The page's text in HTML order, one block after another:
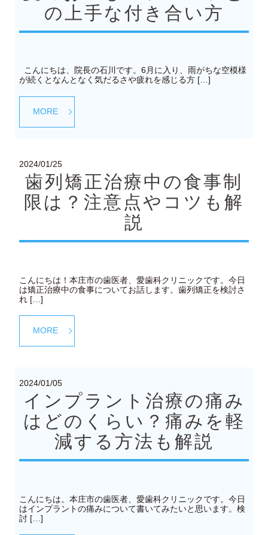
の上手な付き合い方
こんにちは、院長の石川です。6月に入り、雨がちな空模様
が続くとなんとなく気だるさや疲れを感じる方 […]
MORE
2024/01/25
歯列矯正治療中の食事制
限は？注意点やコツも解
説
こんにちは！本庄市の歯医者、愛歯科クリニックです。今日
は矯正治療中の食事についてお話します。歯列矯正を検討さ
れ […]
MORE
2024/01/05
インプラント治療の痛み
はどのくらい？痛みを軽
減する方法も解説
こんにちは。本庄市の歯医者、愛歯科クリニックです。今日
はインプラントの痛みについて書いてみたいと思います。検
討 […]